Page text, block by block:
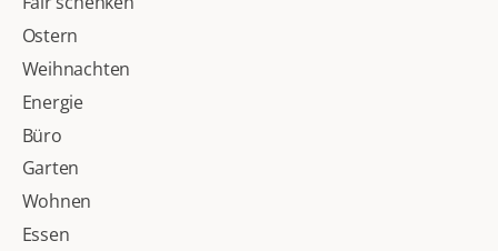
Ostern
Weihnachten
Energie
Büro
Garten
Wohnen
Essen